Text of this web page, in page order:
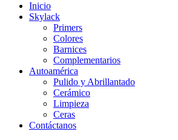
Inicio
Skylack
Primers
Colores
Barnices
Complementarios
Autoamérica
Pulido y Abrillantado
Cerámico
Limpieza
Ceras
Contáctanos